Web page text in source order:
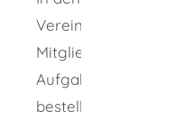
Vereinsvorstand
Aufgabe
bestellen. Enthält